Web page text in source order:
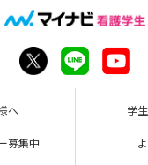
へ 学
募集中